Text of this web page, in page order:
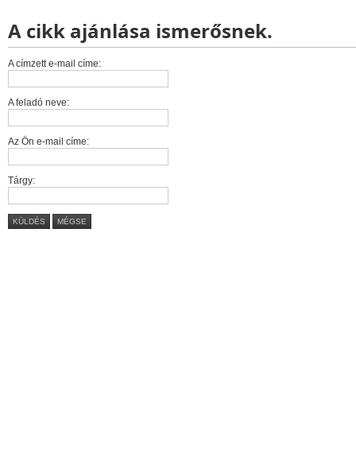
A cikk ajánlása ismerősnek.
A címzett e-mail címe:
A feladó neve:
Az Ön e-mail címe:
Tárgy:
KÜLDÉS MÉGSE